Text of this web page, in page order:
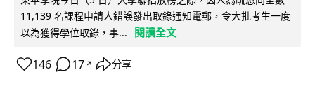
11,139 名課程申請人錯誤發出取錄通知電郵，令大批考生一度
以為獲得學位取錄，事...
閱讀全文
146 17 ↗ 分享